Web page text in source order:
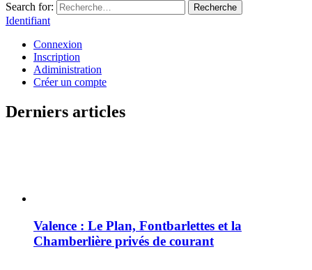
Search for:
Recherche
Identifiant
Connexion
Inscription
Adiministration
Créer un compte
Derniers articles
Valence : Le Plan, Fontbarlettes et la
Chamberlière privés de courant